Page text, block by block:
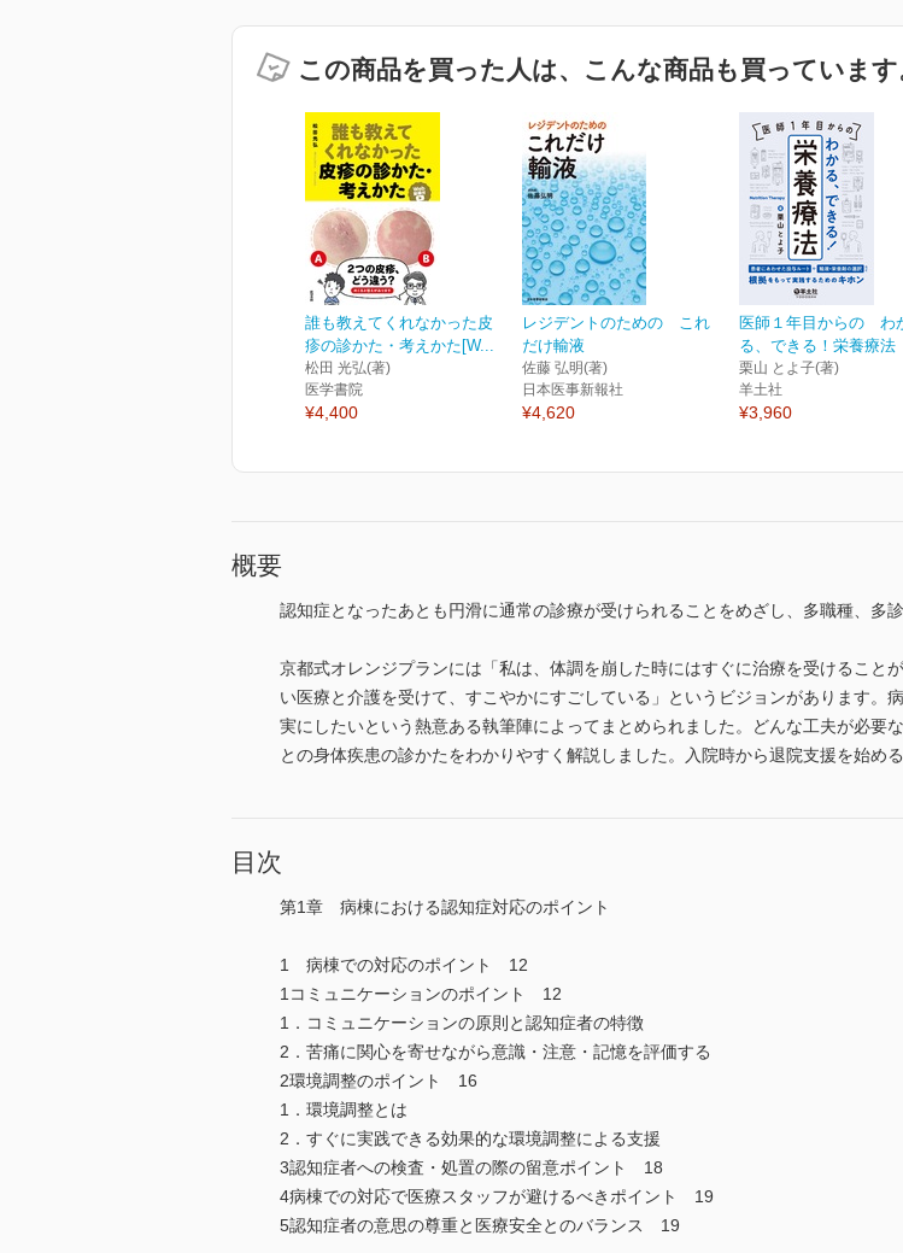
この商品を買った人は、こんな商品も買っています
誰も教えてくれなかった皮
疹の診かた・考えかた[W...
松田 光弘(著)
医学書院
¥4,400
レジデントのための これ
だけ輸液
佐藤 弘明(著)
日本医事新報社
¥4,620
医師１年目からの わ
る、できる！栄養療法
栗山 とよ子(著)
羊土社
¥3,960
概要
認知症となったあとも円滑に通常の診療が受けられることをめざし、多職種、多
京都式オレンジプランには「私は、体調を崩した時にはすぐに治療を受けること
い医療と介護を受けて、すこやかにすごしている」というビジョンがあります。
実にしたいという熱意ある執筆陣によってまとめられました。どんな工夫が必要
との身体疾患の診かたをわかりやすく解説しました。入院時から退院支援を始め
目次
第1章 病棟における認知症対応のポイント
1 病棟での対応のポイント 12
1コミュニケーションのポイント 12
1．コミュニケーションの原則と認知症者の特徴
2．苦痛に関心を寄せながら意識・注意・記憶を評価する
2環境調整のポイント 16
1．環境調整とは
2．すぐに実践できる効果的な環境調整による支援
3認知症者への検査・処置の際の留意ポイント 18
4病棟での対応で医療スタッフが避けるべきポイント 19
5認知症者の意思の尊重と医療安全とのバランス 19